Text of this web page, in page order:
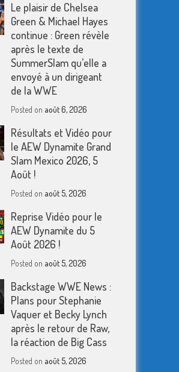
Le plaisir de Chelsea
Green & Michael Hayes
continue : Green révèle
après le texte de
SummerSlam qu’elle a
envoyé à un dirigeant
de la WWE
Posted on août 6, 2026
Résultats et Vidéo pour
le AEW Dynamite Grand
Slam Mexico 2026, 5
Août !
Posted on août 5, 2026
Reprise Vidéo pour le
AEW Dynamite du 5
Août 2026 !
Posted on août 5, 2026
Backstage WWE News :
Plans pour Stephanie
Vaquer et Becky Lynch
après le retour de Raw,
la réaction de Big Cass
Posted on août 5, 2026